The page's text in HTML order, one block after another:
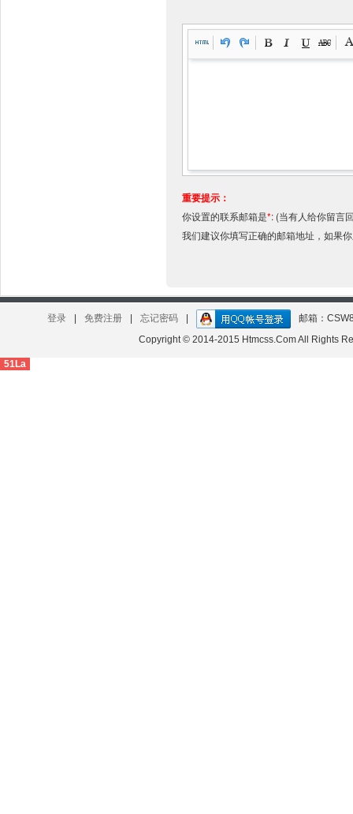
重要提示：
你设置的联系邮箱是*: (当有人给你留言
我们建议你填写正确的邮箱地址，如果
登录 免费注册 忘记密码
邮箱：
Copyright © 2014-2015 Htmcss.Com All Rights
51La